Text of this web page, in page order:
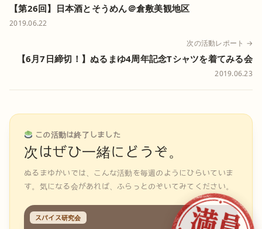
【第26回】日本酒とそうめん＠倉敷美観地区
2019.06.22
次の活動レポート →
【6月7日締切！】ぬるまゆ4周年記念Tシャツを着てみる会
2019.06.23
この活動は終了しました
次はぜひ一緒にどうぞ。
ぬるまゆかいでは、こんな活動を毎週のようにひらいていま
す。気になる会があれば、ふらっとのぞいてみてください。
スパイス研究会